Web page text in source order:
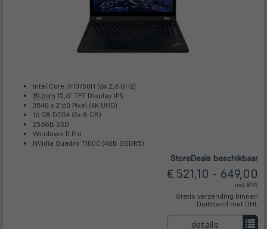
Intel Core i7-10750H (6x 2,6 GHz)
39,6cm 15,6" TFT Display IPS
3840 x 2160 Pixel (4K UHD)
16 GB DDR4 (2x 8 GB)
256GB SSD
Windows 11 Pro
NVidia Quadro T1000 (4GB GDDR5)
StoreDeals beschikbaar
€ 521,10 - 649,00
incl. BTW
Gratis verzending binnen
Duitsland met DHL
details